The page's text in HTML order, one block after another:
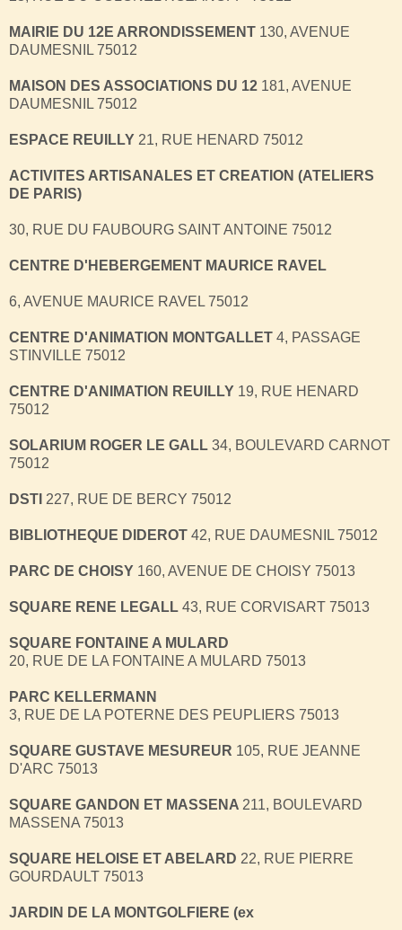
MAIRIE DU 12E ARRONDISSEMENT 130, AVENUE
DAUMESNIL 75012
MAISON DES ASSOCIATIONS DU 12 181, AVENUE
DAUMESNIL 75012
ESPACE REUILLY 21, RUE HENARD 75012
ACTIVITES ARTISANALES ET CREATION (ATELIERS
DE PARIS)
30, RUE DU FAUBOURG SAINT ANTOINE 75012
CENTRE D'HEBERGEMENT MAURICE RAVEL
6, AVENUE MAURICE RAVEL 75012
CENTRE D'ANIMATION MONTGALLET 4, PASSAGE
STINVILLE 75012
CENTRE D'ANIMATION REUILLY 19, RUE HENARD
75012
SOLARIUM ROGER LE GALL 34, BOULEVARD CARNOT
75012
DSTI 227, RUE DE BERCY 75012
BIBLIOTHEQUE DIDEROT 42, RUE DAUMESNIL 75012
PARC DE CHOISY 160, AVENUE DE CHOISY 75013
SQUARE RENE LEGALL 43, RUE CORVISART 75013
SQUARE FONTAINE A MULARD
20, RUE DE LA FONTAINE A MULARD 75013
PARC KELLERMANN
3, RUE DE LA POTERNE DES PEUPLIERS 75013
SQUARE GUSTAVE MESUREUR 105, RUE JEANNE
D'ARC 75013
SQUARE GANDON ET MASSENA 211, BOULEVARD
MASSENA 75013
SQUARE HELOISE ET ABELARD 22, RUE PIERRE
GOURDAULT 75013
JARDIN DE LA MONTGOLFIERE (ex